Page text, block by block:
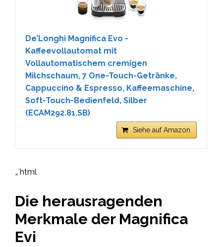
De’Longhi Magnifica Evo -
Kaffeevollautomat mit
Vollautomatischem cremigen
Milchschaum, 7 One-Touch-Getränke,
Cappuccino & Espresso, Kaffeemaschine,
Soft-Touch-Bedienfeld, Silber
(ECAM292.81.SB)
Siehe auf Amazon
„`html
Die herausragenden
Merkmale der Magnifica
Evi